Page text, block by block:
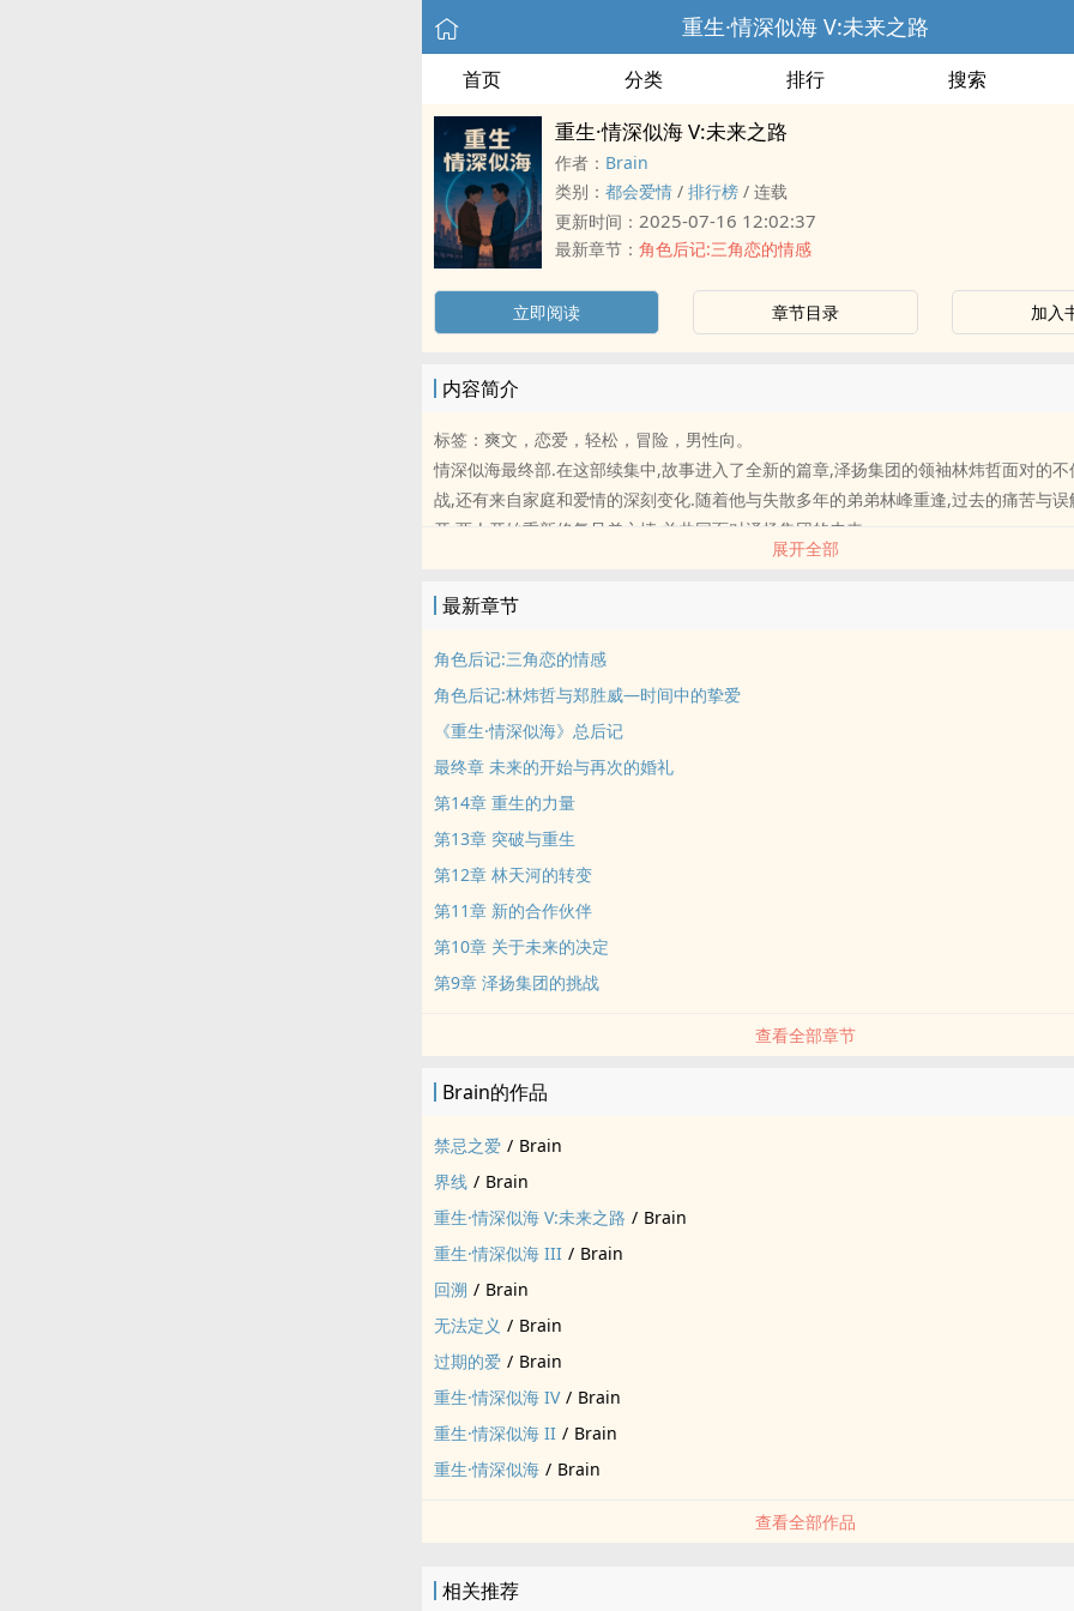
重生·情深似海 V:未来之路
首页 分类 排行 搜索
重生·情深似海 V:未来之路
作者： Brain
类别： 都会爱情 / 排行榜 / 连载
更新时间： 2025-07-16 12:02:37
最新章节： 角色后记:三角恋的情感
立即阅读 章节目录 加入
内容简介
标签：爽文，恋爱，轻松，冒险，男性向。
情深似海最终部.在这部续集中,故事进入了全新的篇章,泽扬集团的领袖林炜哲面对的
战,还有来自家庭和爱情的深刻变化.随着他与失散多年的弟弟林峰重逢,过去的痛苦与
开,两人开始重新修复兄弟之情,并共同面对泽扬集团的未来.
故事的另一条情感主线围绕着蒋梅川和林天河的再续前缘.两人在当前时间线中的重逢与
间找到平衡的缩影.
同时,林炜哲与郑胜威的甜蜜生活成为本部作品的亮点.两人从过去的痛苦中走出,迎接新
随着泽扬集团在全球市场的扩展,来自世界各地的商业伙伴与竞争者将挑战林炜哲与他的
哲如何面对这些挑战,并在商业斗争中脱颖而出,将是本部作品的一大看点.
然而,随着时光机的秘密逐渐揭开,泽扬集团决定禁止其使用,并将这项技术封存.这一决定
来发展会产生深远影响,林炜哲与他的高层团队将共同面对这一重大决策,并探讨时光机
法律问题.
程中,主角们如何面对内心的矛盾、商业的挑战,以及如何与亲人、爱人共同走过未知的
作品最动人的部分.
主要角色:
林炜哲
林峰的回归,以及与郑胜威的甜蜜生活,努力在商业与家庭间找到平衡.他的过去与选择将
郑胜威
林炜哲共同经历事业上的挑战.他的爱与支持,成为林炜哲面对困难的力量.
林峰
林炜哲的失散多年的弟弟,在第五部中重新登场.两人经历了过去的误解与分离,重逢后,林
一起面对泽扬集团的未来,并共同修复兄弟情感.
蒋梅川
重新找回了对设计的热情.他的情感经历以及与林天河的重逢,成为了故事中的重要情感线.
林天河
泽扬集团的总经理,林炜哲的弟弟,与林炜哲在事业上携手合作,也在情感上与蒋梅川重新
蒋梅川的感情发展,充满了情感的起伏与成长.
配角:
泽扬集团设计部总监,过去的设计天才,与林炜哲有着深厚的合作关系.他在本部作品中将
展开全部
最新章节
角色后记:三角恋的情感
角色后记:林炜哲与郑胜威—时间中的挚爱
《重生·情深似海》总后记
最终章 未来的开始与再次的婚礼
第14章 重生的力量
第13章 突破与重生
第12章 林天河的转变
第11章 新的合作伙伴
第10章 关于未来的决定
第9章 泽扬集团的挑战
查看全部章节
Brain的作品
禁忌之爱 / Brain
界线 / Brain
重生·情深似海 V:未来之路 / Brain
重生·情深似海 III / Brain
回溯 / Brain
无法定义 / Brain
过期的爱 / Brain
重生·情深似海 IV / Brain
重生·情深似海 II / Brain
重生·情深似海 / Brain
查看全部作品
相关推荐